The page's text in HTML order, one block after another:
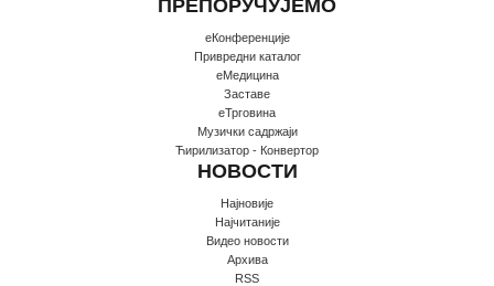
ПРЕПОРУЧУЈЕМО
еКонференције
Привредни каталог
еМедицина
Заставе
еТрговина
Музички садржаји
Ћирилизатор - Конвертор
НОВОСТИ
Најновије
Најчитаније
Видео новости
Архива
RSS